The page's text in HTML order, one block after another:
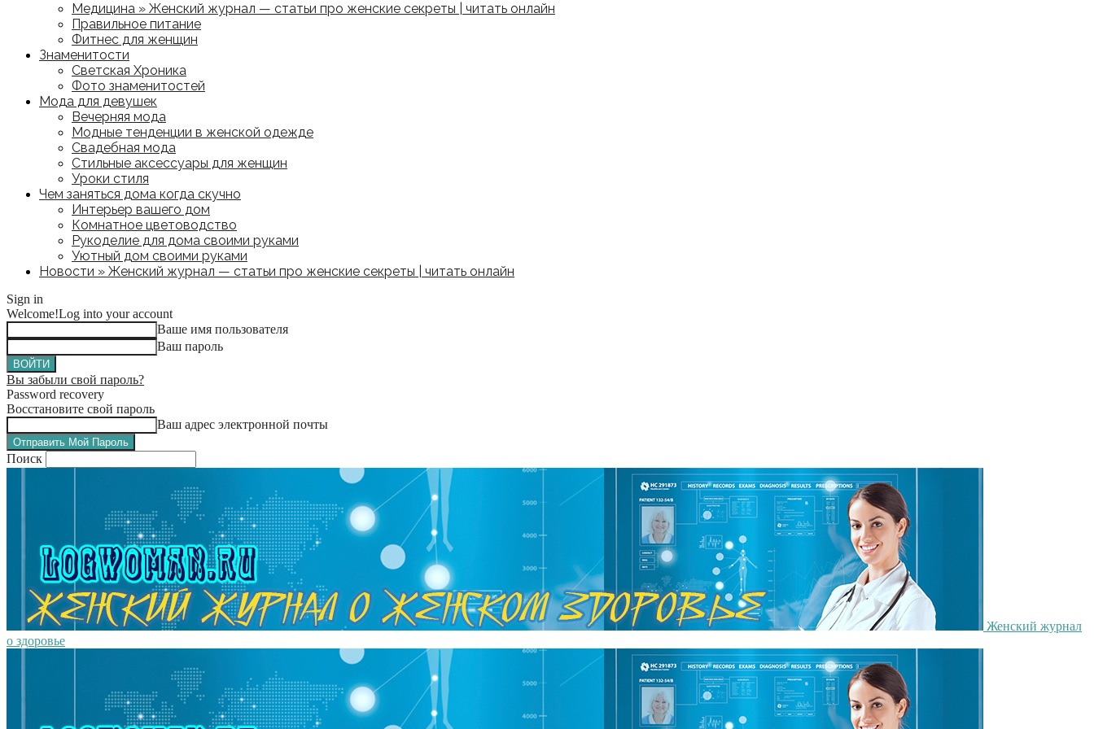
Медицина » Женский журнал — статьи про женские секреты | читать онлайн
Правильное питание
Фитнес для женщин
Знаменитости
Светская Хроника
Фото знаменитостей
Мода для девушек
Вечерняя мода
Модные тенденции в женской одежде
Свадебная мода
Стильные аксессуары для женщин
Уроки стиля
Чем заняться дома когда скучно
Интерьер вашего дом
Комнатное цветоводство
Рукоделие для дома своими руками
Уютный дом своими руками
Новости » Женский журнал — статьи про женские секреты | читать онлайн
Sign in
Welcome!Log into your account
Ваше имя пользователя
Ваш пароль
Вы забыли свой пароль?
Password recovery
Восстановите свой пароль
Ваш адрес электронной почты
Поиск
Женский журнал
о здоровье